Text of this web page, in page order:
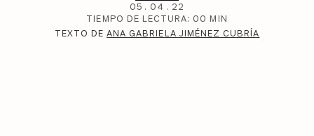
05 . 04 . 22
TIEMPO DE LECTURA: 00 MIN
TEXTO DEANA GABRIELA JIMÉNEZ CUBRÍA